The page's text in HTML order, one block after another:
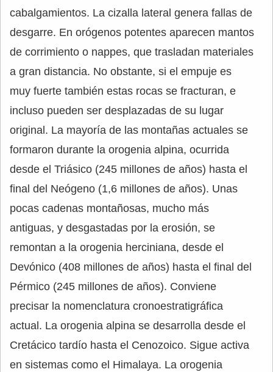
cabalgamientos. La cizalla lateral genera fallas de
desgarre. En orógenos potentes aparecen mantos
de corrimiento o nappes, que trasladan materiales
a gran distancia. No obstante, si el empuje es
muy fuerte también estas rocas se fracturan, e
incluso pueden ser desplazadas de su lugar
original. La mayoría de las montañas actuales se
formaron durante la orogenia alpina, ocurrida
desde el Triásico (245 millones de años) hasta el
final del Neógeno (1,6 millones de años). Unas
pocas cadenas montañosas, mucho más
antiguas, y desgastadas por la erosión, se
remontan a la orogenia herciniana, desde el
Devónico (408 millones de años) hasta el final del
Pérmico (245 millones de años). Conviene
precisar la nomenclatura cronoestratigráfica
actual. La orogenia alpina se desarrolla desde el
Cretácico tardío hasta el Cenozoico. Sigue activa
en sistemas como el Himalaya. La orogenia